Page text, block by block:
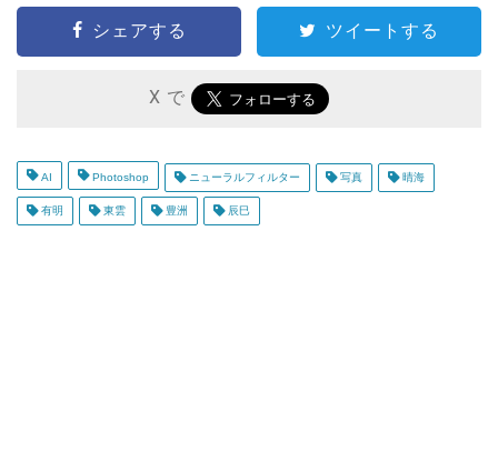
シェアする ツイートする
X で
AI Photoshop ニューラルフィルター 写真 晴海
有明 東雲 豊洲 辰巳